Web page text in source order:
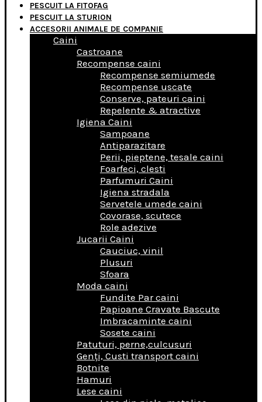
PESCUIT LA FITOFAG
PESCUIT LA STURION
ACCESORII ANIMALE DE COMPANIE
Caini
Castroane
Recompense caini
Recompense semiumede
Recompense uscate
Conserve, pateuri caini
Repelente & atractive
Igiena Caini
Sampoane
Antiparazitare
Perii, pieptene, tesale caini
Foarfeci, clesti
Parfumuri Caini
Igiena stradala
Servetele umede caini
Covorase, scutece
Role adezive
Jucarii Caini
Cauciuc, vinil
Plusuri
Sfoara
Moda caini
Fundite Par caini
Papioane Cravate Bascute
Imbracaminte caini
Sosete caini
Patuturi, perne,culcusuri
Genţi, Custi transport caini
Botnite
Hamuri
Lese caini